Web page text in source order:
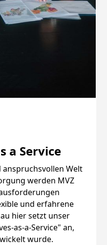
a Service
Welt
werden MVZ
und erfahrene
hier setzt unser
as-a-Service" an,
wurde.